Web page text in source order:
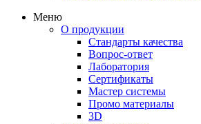
Меню
О продукции
Стандарты качества
Вопрос-ответ
Лаборатория
Сертификаты
Мастер системы
Промо материалы
3D